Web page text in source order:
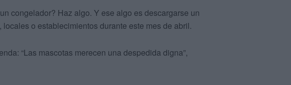
congelador? Haz algo. Y ese algo es descargarse un
o establecimientos durante este mes de abril.
“Las mascotas merecen una despedida digna”,